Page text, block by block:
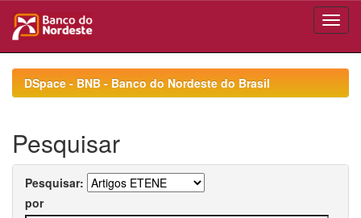
navigationDSpace - BNB - Banco do Nordeste do Brasil
Pesquisar
Pesquisar:
por